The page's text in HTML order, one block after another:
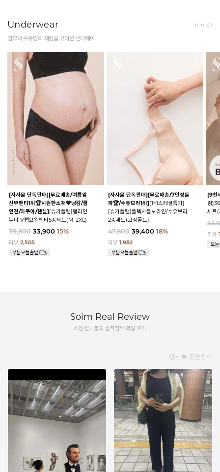
Underwear
임부와 수유맘의 체형을 고려한 언더웨어
more
[자사몰 단독판매][무료배송/여름임
산부팬티1위🏆시원한소재💙냉감/쿨
인견/아쿠아/텐셀][슈가플럼]햄라인
누디 V랩요일팬티5종세트(M-2XL)
39,800 33,900 15%
리뷰 2,505
[자사몰 단독판매][무료배송/7만장돌
파🏆/수유브라1위][1+1스페셜특가]
[슈가플럼]플렉서블노라인/수유브라
2종세트(고정몰드)
47,800 39,400 18%
리뷰1,982
[9천
럼
세트
리뷰
Soim Real Review
소임 언니들의 솔직담백 리얼 후기